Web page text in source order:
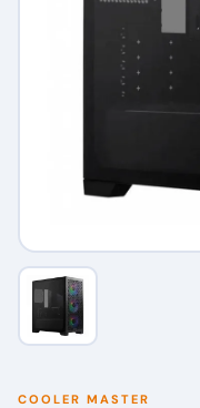
COOLER MASTER